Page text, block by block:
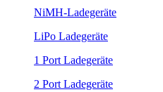
NiMH-Ladegeräte
LiPo Ladegeräte
1 Port Ladegeräte
2 Port Ladegeräte